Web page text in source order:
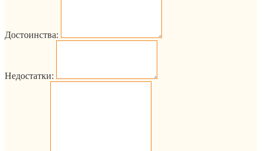
Достоинства:
Недостатки: